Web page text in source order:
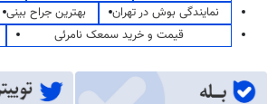
نمایندگی بوش در تهران
بهترین جراح بینی
قیمت و خرید سمعک نامرئی